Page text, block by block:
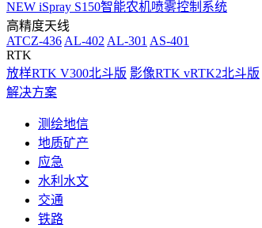
NEW iSpray S150智能农机喷雾控制系统
高精度天线
ATCZ-436 AL-402 AL-301 AS-401
RTK
放样RTK V300北斗版 影像RTK vRTK2北斗版
解决方案
测绘地信
地质矿产
应急
水利水文
交通
铁路